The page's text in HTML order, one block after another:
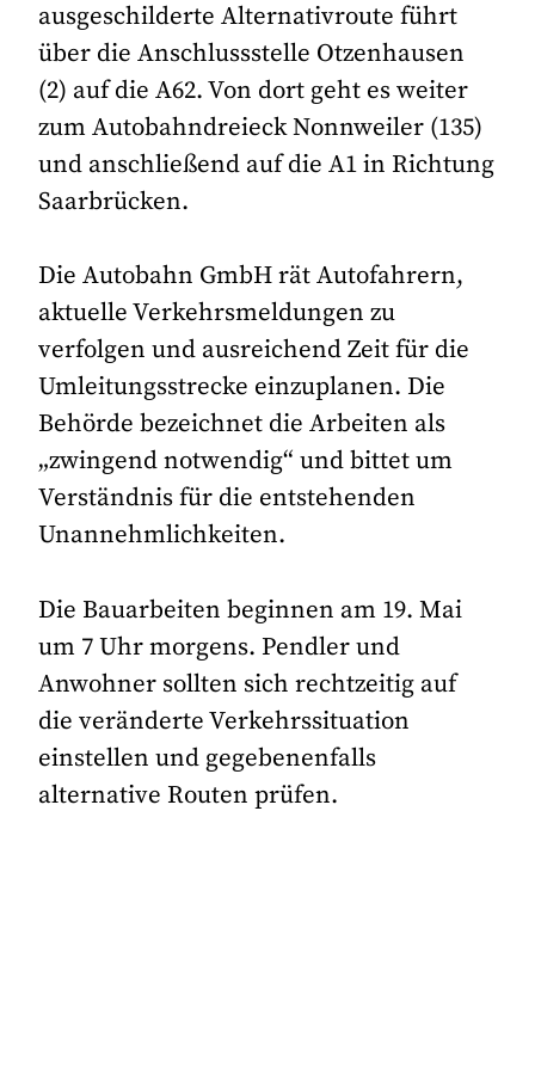
ausgeschilderte Alternativroute führt
über die Anschlussstelle Otzenhausen
(2) auf die A62. Von dort geht es weiter
zum Autobahndreieck Nonnweiler (135)
und anschließend auf die A1 in Richtung
Saarbrücken.
Die Autobahn GmbH rät Autofahrern,
aktuelle Verkehrsmeldungen zu
verfolgen und ausreichend Zeit für die
Umleitungsstrecke einzuplanen. Die
Behörde bezeichnet die Arbeiten als
„zwingend notwendig“ und bittet um
Verständnis für die entstehenden
Unannehmlichkeiten.
Die Bauarbeiten beginnen am 19. Mai
um 7 Uhr morgens. Pendler und
Anwohner sollten sich rechtzeitig auf
die veränderte Verkehrssituation
einstellen und gegebenenfalls
alternative Routen prüfen.